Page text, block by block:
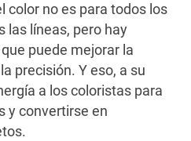
color no es para todos los
las líneas, pero hay
puede mejorar la
precisión. Y eso, a su
a los coloristas para
y convertirse en